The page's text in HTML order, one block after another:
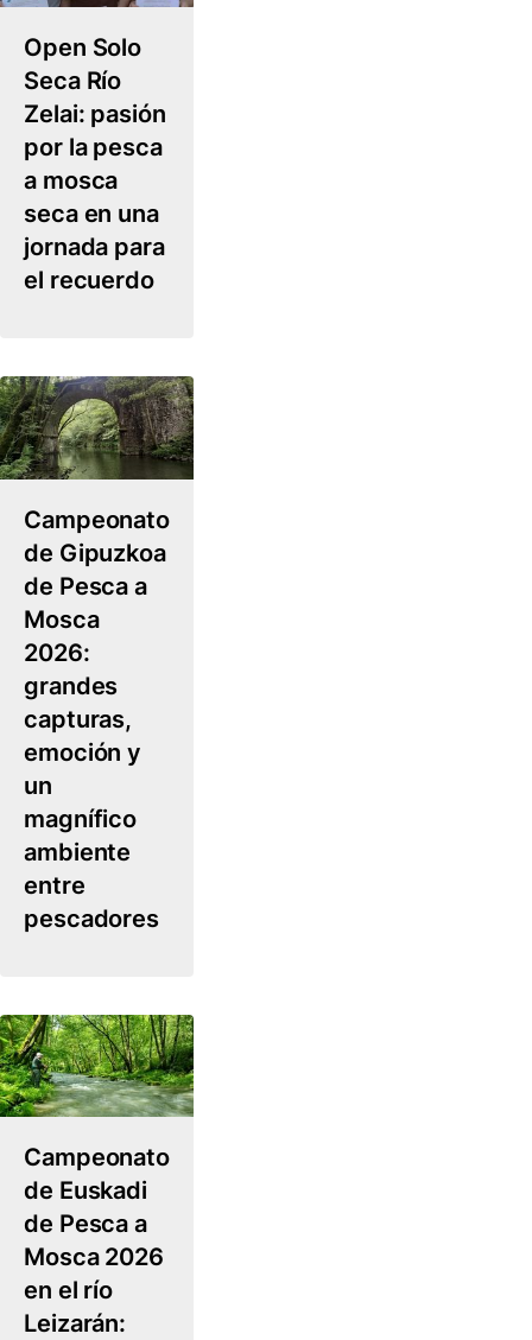
Open Solo
Seca Río
Zelai: pasión
por la pesca
a mosca
seca en una
jornada para
el recuerdo
Campeonato
de Gipuzkoa
de Pesca a
Mosca
2026:
grandes
capturas,
emoción y
un
magnífico
ambiente
entre
pescadores
Campeonato
de Euskadi
de Pesca a
Mosca 2026
en el río
Leizarán: